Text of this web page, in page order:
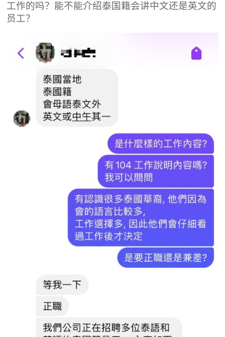
工作的吗？能不能介绍泰国籍会讲中文还是英文的
员工？